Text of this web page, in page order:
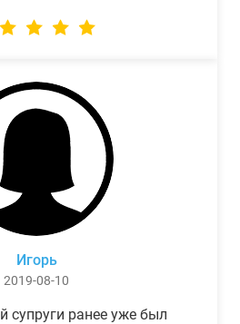
Игорь
2019-08-10
супруги ранее уже был